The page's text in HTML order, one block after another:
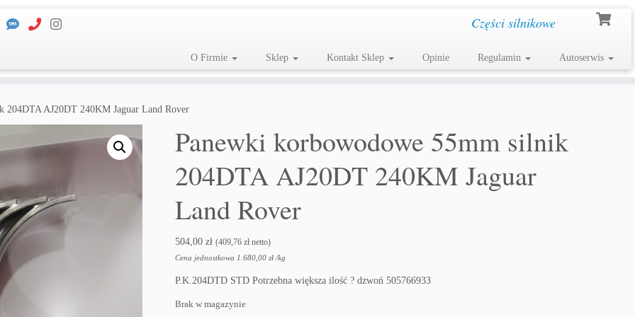
Części silnikowe
O Firmie Sklep Kontakt Sklep Opinie Regulamin Autoserwis
204DTA AJ20DT 240KM Jaguar Land Rover
Panewki korbowodowe 55mm silnik
204DTA AJ20DT 240KM Jaguar
Land Rover
504,00zł (409,76zł netto)
Cena jednostkowa 1.680,00zł /kg
P.K.204DTD STD Potrzebna większa ilość ? dzwoń 505766933
Brak w magazynie